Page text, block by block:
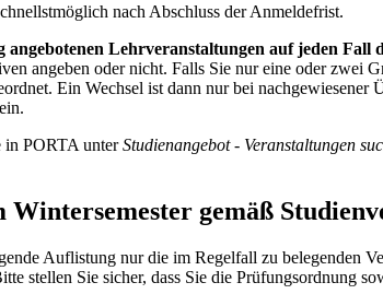
nach Abschluss der Anmeldefrist.
angebotenen Lehrveranstaltungen auf jeden Fall
angeben oder nicht. Falls Sie nur eine oder zwei
Ein Wechsel ist dann nur bei
in PORTA unterStudienangebot - Veranstaltungen
Wintersemester gemäß
Auflistung nur die im Regelfall zu belegenden
stellen Sie sicher, dass Sie die Prüfungsordnung